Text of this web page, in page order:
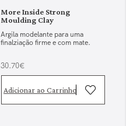
More Inside Strong
Moulding Clay
Argila modelante para uma
finalziação firme e com mate.
30.70€
Adicionar ao Carrinho